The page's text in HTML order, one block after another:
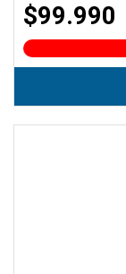
$99.990